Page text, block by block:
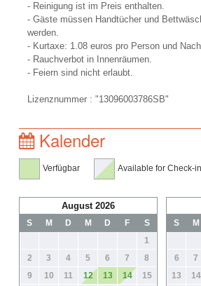
- Reinigung ist im Preis enthalten.
- Gäste müssen Handtücher und
werden.
- Kurtaxe: 1.08 euros pro Person und
- Rauchverbot in Innenräumen.
- Feiern sind nicht erlaubt.
Lizenznummer : "13096003786SB"
Kalender
Verfügbar Available for Check-in
August 2026
S M D M D F
S
1
2
3 4 5 6 7
8
9
10 11 12 13 14 15
S M
6
7
13
14